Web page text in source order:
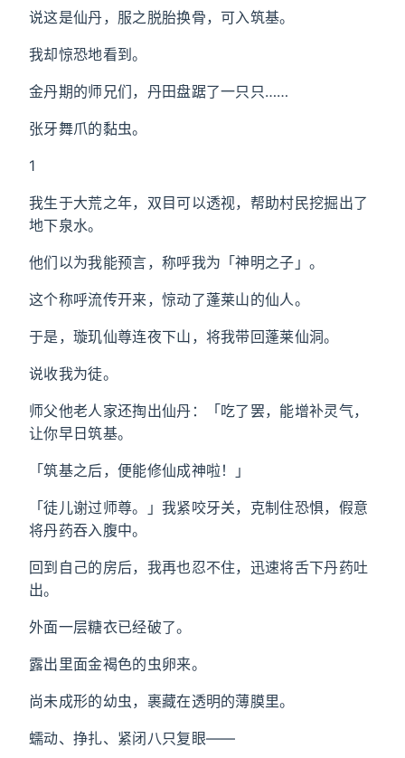
说这是仙丹，服之脱胎换骨，可入筑基。
我却惊恐地看到。
金丹期的师兄们，丹田盘踞了一只只……
张牙舞爪的黏虫。
1
我生于大荒之年，双目可以透视，帮助村民挖掘出了
地下泉水。
他们以为我能预言，称呼我为「神明之子」。
这个称呼流传开来，惊动了蓬莱山的仙人。
于是，璇玑仙尊连夜下山，将我带回蓬莱仙洞。
说收我为徒。
师父他老人家还掏出仙丹：「吃了罢，能增补灵气，
让你早日筑基。
「筑基之后，便能修仙成神啦！」
「徒儿谢过师尊。」我紧咬牙关，克制住恐惧，假意
将丹药吞入腹中。
回到自己的房后，我再也忍不住，迅速将舌下丹药吐
出。
外面一层糖衣已经破了。
露出里面金褐色的虫卵来。
尚未成形的幼虫，裹藏在透明的薄膜里。
蠕动、挣扎、紧闭八只复眼——